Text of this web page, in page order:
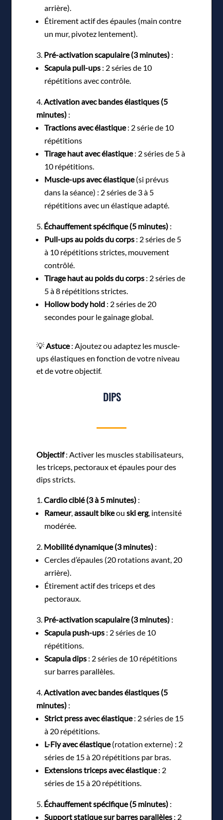
arrière).
Étirement actif des épaules (main contre
un mur, pivotez lentement).
Pré-activation scapulaire (3 minutes) :
Scapula pull-ups : 2 séries de 10
répétitions avec contrôle.
Activation avec bandes élastiques (5
minutes) :
Tractions avec élastique: 2 série de 10
répétitions
Tirage haut avec élastique: 2 séries de 5 à
10 répétitions.
Muscle-ups avec élastique(si prévus
dans la séance) : 2 séries de 3 à 5
répétitions avec un élastique adapté.
Échauffement spécifique (5 minutes) :
Pull-ups au poids du corps : 2 séries de 5
à 10 répétitions strictes, mouvement
contrôlé.
Tirage haut au poids du corps : 2 séries de
5 à 8 répétitions strictes.
Hollow body hold : 2 séries de 20
secondes pour le gainage global.
💡 Astuce: Ajoutez ou adaptez les muscle-
ups élastiques en fonction de votre niveau
et de votre objectif.
DIPS
Objectif: Activer les muscles stabilisateurs,
les triceps, pectoraux et épaules pour des
dips stricts.
Cardio ciblé (3 à 5 minutes) :
Rameur,assault bikeouski erg, intensité
modérée.
Mobilité dynamique (3 minutes) :
Cercles d’épaules (20 rotations avant, 20
arrière).
Étirement actif des triceps et des
pectoraux.
Pré-activation scapulaire (3 minutes) :
Scapula push-ups : 2 séries de 10
répétitions.
Scapula dips : 2 séries de 10 répétitions
sur barres parallèles.
Activation avec bandes élastiques (5
minutes) :
Strict press avec élastique: 2 séries de 15
à 20 répétitions.
L-Fly avec élastique(rotation externe) : 2
séries de 15 à 20 répétitions par bras.
Extensions triceps avec élastique: 2
séries de 15 à 20 répétitions.
Échauffement spécifique (5 minutes) :
Support statique sur barres parallèles : 2